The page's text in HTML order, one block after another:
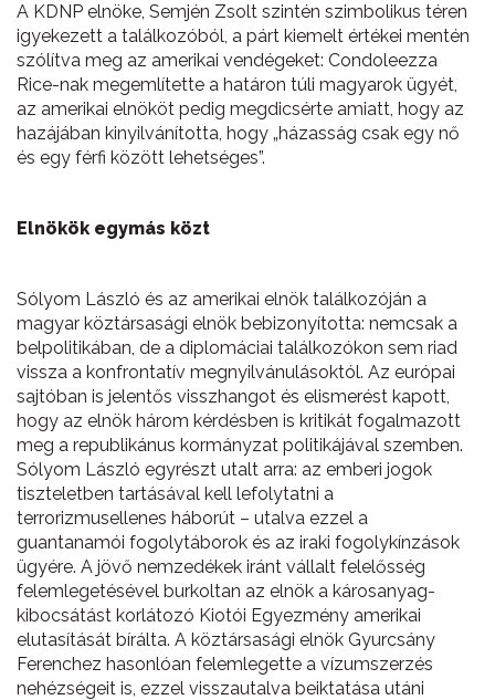
A KDNP elnöke, Semjén Zsolt szintén szimbolikus téren
igyekezett a találkozóból, a párt kiemelt értékei mentén
szólítva meg az amerikai vendégeket: Condoleezza
Rice-nak megemlítette a határon túli magyarok ügyét,
az amerikai elnököt pedig megdicsérte amiatt, hogy az
hazájában kinyilvánította, hogy „házasság csak egy nő
és egy férfi között lehetséges”.
Elnökök egymás közt
Sólyom László és az amerikai elnök találkozóján a
magyar köztársasági elnök bebizonyította: nemcsak a
belpolitikában, de a diplomáciai találkozókon sem riad
vissza a konfrontatív megnyilvánulásoktól. Az európai
sajtóban is jelentős visszhangot és elismerést kapott,
hogy az elnök három kérdésben is kritikát fogalmazott
meg a republikánus kormányzat politikájával szemben.
Sólyom László egyrészt utalt arra: az emberi jogok
tiszteletben tartásával kell lefolytatni a
terrorizmusellenes háborút – utalva ezzel a
guantanamói fogolytáborok és az iraki fogolykínzások
ügyére. A jövő nemzedékek iránt vállalt felelősség
felemlegetésével burkoltan az elnök a károsanyag-
kibocsátást korlátozó Kiotói Egyezmény amerikai
elutasítását bírálta. A köztársasági elnök Gyurcsány
Ferenchez hasonlóan felemlegette a vízumszerzés
nehézségeit is, ezzel visszautalva beiktatása utáni